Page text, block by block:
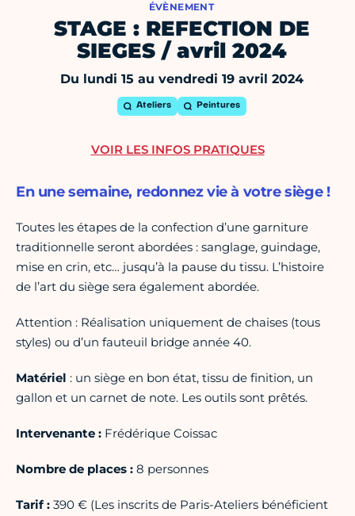
ÉVÈNEMENT
STAGE : REFECTION DE
SIEGES / avril 2024
Du lundi 15 au vendredi 19 avril 2024
Ateliers Peintures
En une semaine, redonnez vie à votre siège !
Toutes les étapes de la confection d’une garniture
traditionnelle seront abordées : sanglage, guindage,
mise en crin, etc… jusqu’à la pause du tissu. L’histoire
de l’art du siège sera également abordée.
Attention : Réalisation uniquement de chaises (tous
styles) ou d’un fauteuil bridge année 40.
Matériel : un siège en bon état, tissu de finition, un
gallon et un carnet de note. Les outils sont prêtés.
Intervenante : Frédérique Coissac
Nombre de places : 8 personnes
Tarif : 390 € (Les inscrits de Paris-Ateliers bénéficient
VOIR LES INFOS PRATIQUES